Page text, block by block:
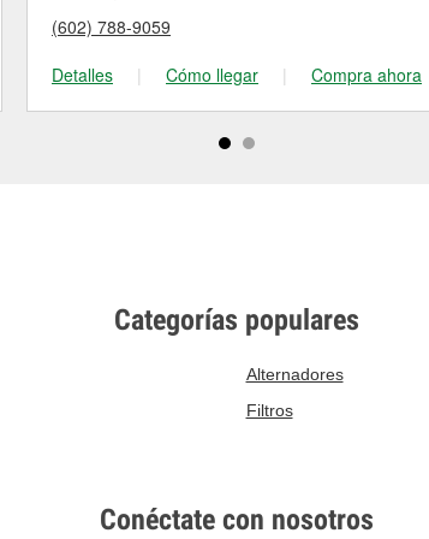
(602) 788-9059
Detalles
| Cómo llegar | Compra ahora
Categorías populares
Alternadores
Filtros
Conéctate con nosotros